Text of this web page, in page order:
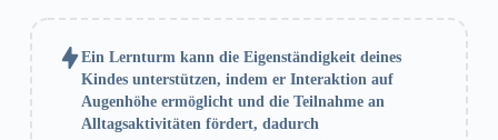
Ein Lernturm kann die Eigenständigkeit deines
Kindes unterstützen, indem er Interaktion auf
Augenhöhe ermöglicht und die Teilnahme an
Alltagsaktivitäten fördert, dadurch